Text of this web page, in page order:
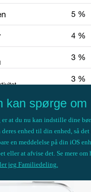
kan spørge
er at du nu kan indstille dine
enhed til din enhed, så
en meddelelse på din iOS
eller at afvise det. Se mere
jeg Familiedeling.